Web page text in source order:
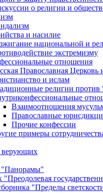
о религии и
и насилие
национальной и
экстремизму
отношения
Православная Церковь
и ислам
религии против
Взаимоотношения
Православные
Прочие конфессии
примеры
верующих
"Панорамы"
"Преодолевая
"Пределы